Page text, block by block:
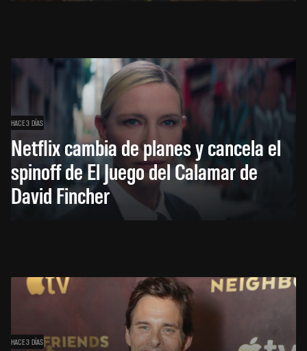
HACE 3 DÍAS
Netflix cambia de planes y cancela el
spinoff de El Juego del Calamar de
David Fincher
HACE 3 DÍAS